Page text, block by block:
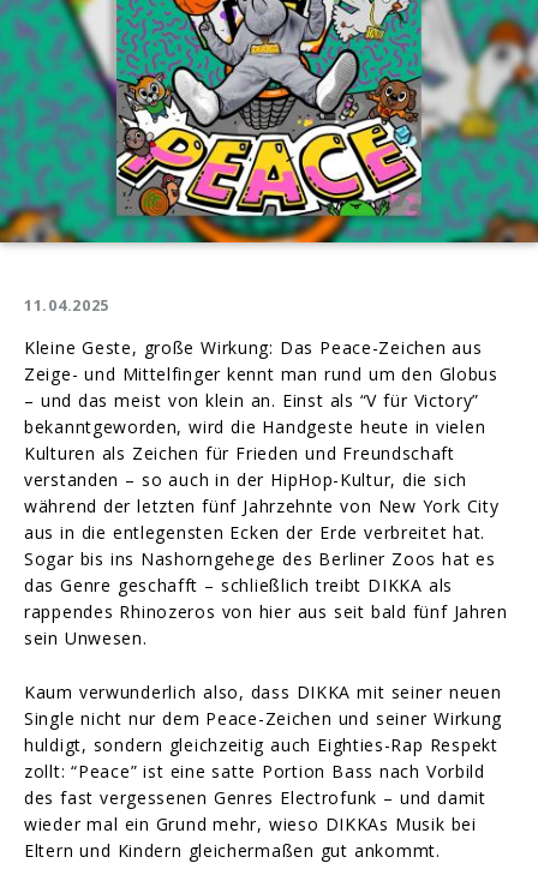
11.04.2025
Kleine Geste, große Wirkung: Das Peace-Zeichen aus
Zeige- und Mittelfinger kennt man rund um den Globus
– und das meist von klein an. Einst als “V für Victory”
bekanntgeworden, wird die Handgeste heute in vielen
Kulturen als Zeichen für Frieden und Freundschaft
verstanden – so auch in der HipHop-Kultur, die sich
während der letzten fünf Jahrzehnte von New York City
aus in die entlegensten Ecken der Erde verbreitet hat.
Sogar bis ins Nashorngehege des Berliner Zoos hat es
das Genre geschafft – schließlich treibt DIKKA als
rappendes Rhinozeros von hier aus seit bald fünf Jahren
sein Unwesen.
Kaum verwunderlich also, dass DIKKA mit seiner neuen
Single nicht nur dem Peace-Zeichen und seiner Wirkung
huldigt, sondern gleichzeitig auch Eighties-Rap Respekt
zollt: “Peace” ist eine satte Portion Bass nach Vorbild
des fast vergessenen Genres Electrofunk – und damit
wieder mal ein Grund mehr, wieso DIKKAs Musik bei
Eltern und Kindern gleichermaßen gut ankommt.